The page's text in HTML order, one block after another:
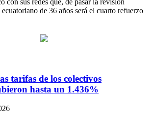
con sus redes que, de pasar la revisión
de 36 años será el cuarto refuerzo
tarifas de los colectivos
hasta un 1.436%